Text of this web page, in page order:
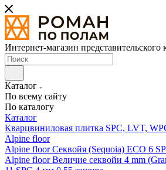
Интернет-магазин представительского
Каталог
По всему сайту
По каталогу
Каталог
Кварцвиниловая плитка SPC, LVT,
Alpine floor
Alpine floor Секвойя (Sequoia) ECO 6
Alpine floor Величие секвойи 4 mm